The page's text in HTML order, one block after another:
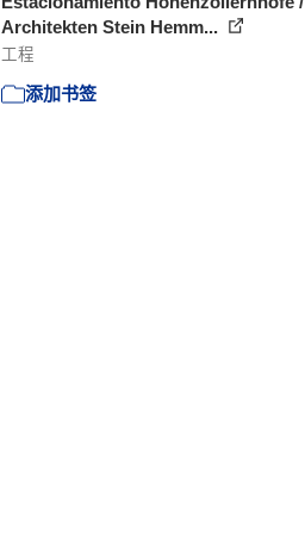
Architekten Stein Hemm...
工程
添加书签